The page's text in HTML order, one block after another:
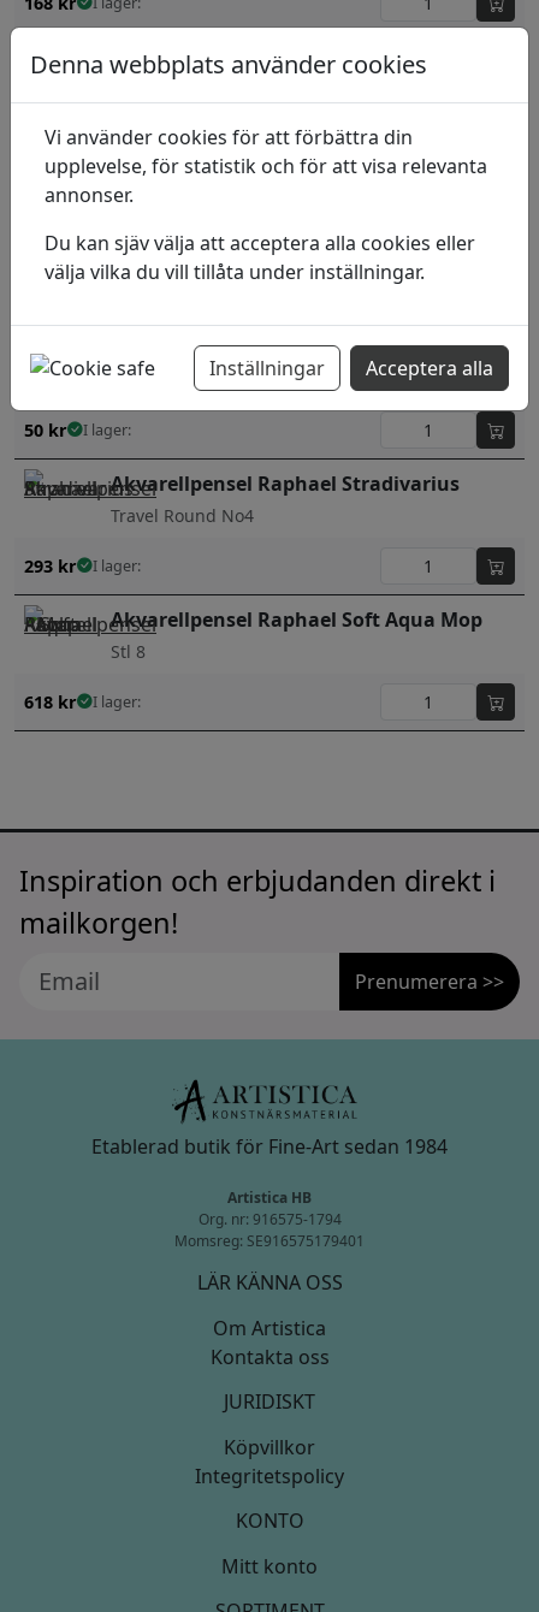
Akvarellpensel Lineo 152 Rund
34kr I lager:
stl 3/0
Graduate Pensel
Black goat Round mop
50 kr I lager:
Akvarellpensel Raphael Stradivarius
Travel Round No4
293 kr I lager:
Akvarellpensel Raphael Soft Aqua Mop
Stl 8
618 kr I lager:
Inspiration och erbjudanden direkt i
mailkorgen!
Prenumerera >>
Etablerad butik för Fine-Art sedan 1984
Artistica HB
Org. nr: 916575-1794
Momsreg: SE916575179401
LÄR KÄNNA OSS
Om Artistica
Kontakta oss
JURIDISKT
Köpvillkor
Integritetspolicy
KONTO
Mitt konto
Denna webbplats använder cookies
Vi använder cookies för att förbättra din
upplevelse, för statistik och för att visa relevanta
annonser.
Du kan sjäv välja att acceptera alla cookies eller
välja vilka du vill tillåta under inställningar.
Inställningar Acceptera alla